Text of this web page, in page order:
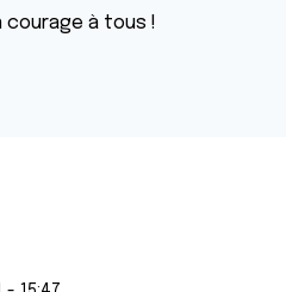
courage à tous !